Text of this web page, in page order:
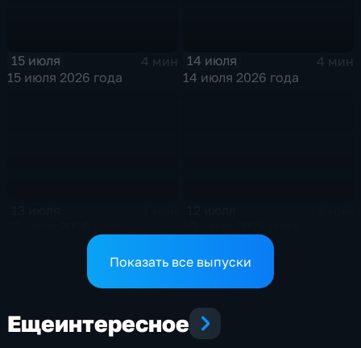
15 июля
4 мин
15 июля 2026 года
14 июля
4 мин
14 июля 2026 года
Показать все выпуски
Ещеинтересное